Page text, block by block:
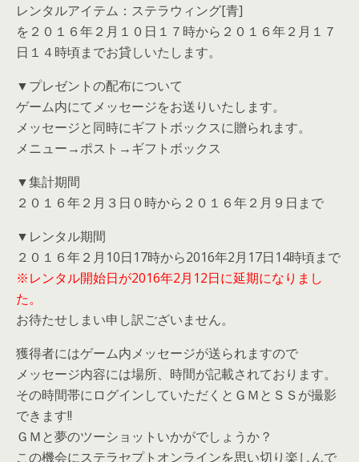
レンタルアイテム：ステラウィング[青]
を２０１６年２月１０日１７時から２０１６年２月１７
日１４時頃までお貸しいたします。
▼プレゼントの配布について
ゲーム内にてメッセージをお送りいたします。
メッセージと同時にギフトボックスに贈られます。
メニュー→ポスト→ギフトボックス
▼集計期間
２０１６年２月３日０時から２０１６年２月９日まで
▼レンタル期間
２０１６年２月10日17時から2016年2月17日14時頃まで
※レンタル開始日が2016年2月12日に延期になりまし
た。
お待たせしまい申し訳ございません。
獲得者にはゲーム内メッセージが送られますので
メッセージ内容には場所、時間が記載されております。
その時間帯にログインしていただくとＧＭとＳＳが撮影
できます!!
ＧＭと夢のツーショットいかがでしょうか？
この機会にステラセプトオンラインを思い切り楽しんで